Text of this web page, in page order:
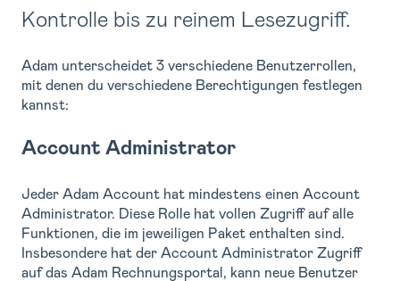
Kontrolle bis zu reinem Lesezugriff.
Adam unterscheidet 3 verschiedene Benutzerrollen,
mit denen du verschiedene Berechtigungen festlegen
kannst:
Account Administrator
Jeder Adam Account hat mindestens einen Account
Administrator. Diese Rolle hat vollen Zugriff auf alle
Funktionen, die im jeweiligen Paket enthalten sind.
Insbesondere hat der Account Administrator Zugriff
auf das Adam Rechnungsportal, kann neue Benutzer